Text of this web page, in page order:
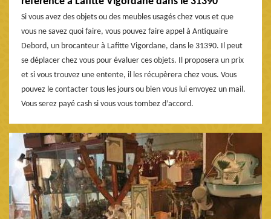
Si vous avez des objets ou des meubles usagés chez vous et que
vous ne savez quoi faire, vous pouvez faire appel à Antiquaire
Debord, un brocanteur à Lafitte Vigordane, dans le 31390. Il peut
se déplacer chez vous pour évaluer ces objets. Il proposera un prix
et si vous trouvez une entente, il les récupèrera chez vous. Vous
pouvez le contacter tous les jours ou bien vous lui envoyez un mail.
Vous serez payé cash si vous vous tombez d’accord.